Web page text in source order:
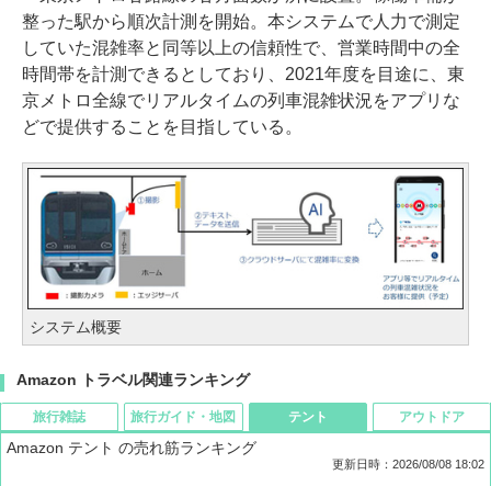
整った駅から順次計測を開始。本システムで人力で測定
していた混雑率と同等以上の信頼性で、営業時間中の全
時間帯を計測できるとしており、2021年度を目途に、東
京メトロ全線でリアルタイムの列車混雑状況をアプリな
どで提供することを目指している。
システム概要
Amazon トラベル関連ランキング
旅行雑誌 旅行ガイド・地図 テント
Amazon テント の売れ筋ランキング
更新日時：2026/08/08 18:02
アウトドア